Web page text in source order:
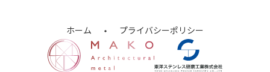
ホーム プライバシーポリシー